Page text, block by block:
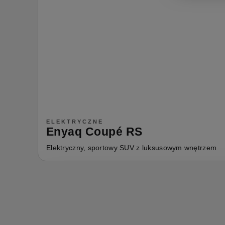
ELEKTRYCZNE
Enyaq Coupé RS
Elektryczny, sportowy SUV z luksusowym wnętrzem